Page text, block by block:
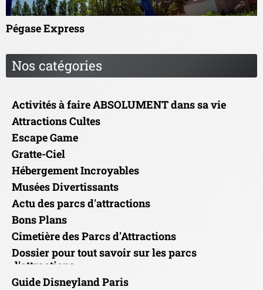
Pégase Express
Nos catégories
Activités à faire ABSOLUMENT dans sa vie
Attractions Cultes
Escape Game
Gratte-Ciel
Hébergement Incroyables
Musées Divertissants
Actu des parcs d'attractions
Bons Plans
Cimetière des Parcs d'Attractions
Dossier pour tout savoir sur les parcs
d'attractions
Guide Disneyland Paris